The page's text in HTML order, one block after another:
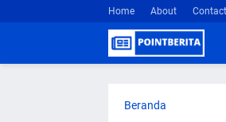
Home About
Beranda